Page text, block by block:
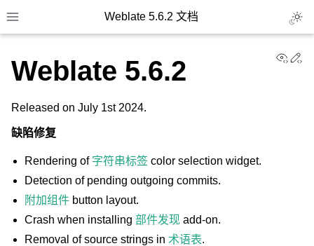
Toggle site navigation sidebar
Weblate 5.6.2 文档
Weblate 5.6.2
Released on July 1st 2024.
缺陷修复
Rendering of 字符串标签 color selection widget.
Detection of pending outgoing commits.
附加组件 button layout.
Crash when installing部件发现 add-on.
Removal of source strings in术语表.